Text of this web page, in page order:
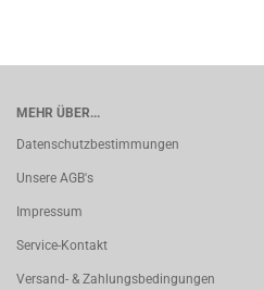
MEHR ÜBER...
Datenschutzbestimmungen
Unsere AGB's
Impressum
Service-Kontakt
Versand- & Zahlungsbedingungen